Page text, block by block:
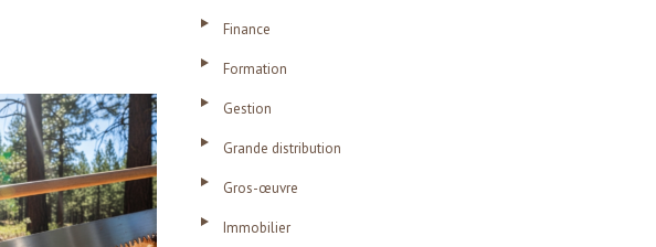
Finance
Formation
Gestion
Grande distribution
Gros-œuvre
Immobilier